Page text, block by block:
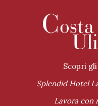
Scopri
Splendid Hotel
Lavora con